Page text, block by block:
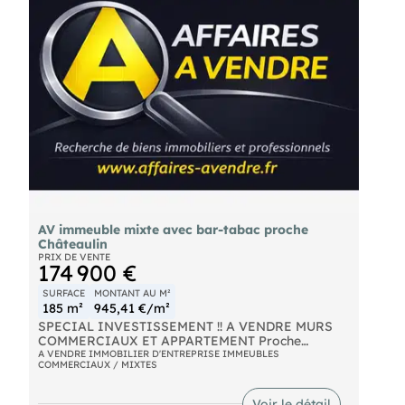
Les informations sur les risques auxquels ce bien
est exposé sont disponibles sur le site Géorisques :
georisques. gouv. fr.
(RSAC N°939 907 135 - Greffe de QUIMPER)
Emilie LEHEC Entrepreneur Individuel -
Réf.943561
AV immeuble mixte avec bar-tabac proche
Châteaulin
PRIX DE VENTE
174 900 €
SURFACE
185 m²
MONTANT AU M²
945,41 €/m²
SPECIAL INVESTISSEMENT !! A VENDRE MURS
COMMERCIAUX ET APPARTEMENT Proche
Chateaulin Immeuble mixte avec Bar-Tabac-
Restaurant en activité plus appartement
idéalement situé, comprenant un local commercial
A VENDRE IMMOBILIER D'ENTREPRISE IMMEUBLES
COMMERCIAUX / MIXTES